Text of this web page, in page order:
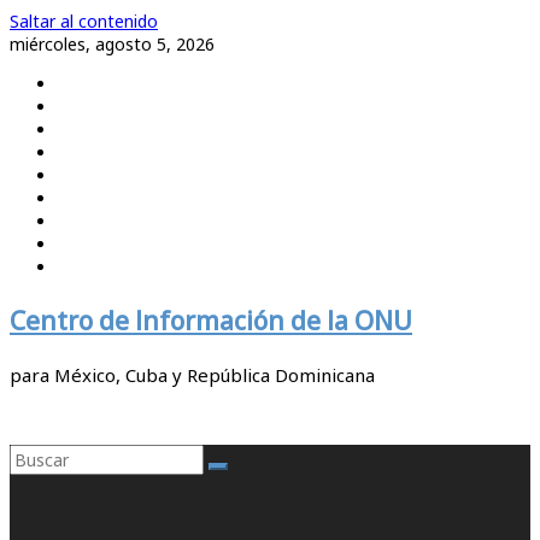
Saltar al contenido
miércoles, agosto 5, 2026
Centro de Información de la ONU
para México, Cuba y República Dominicana